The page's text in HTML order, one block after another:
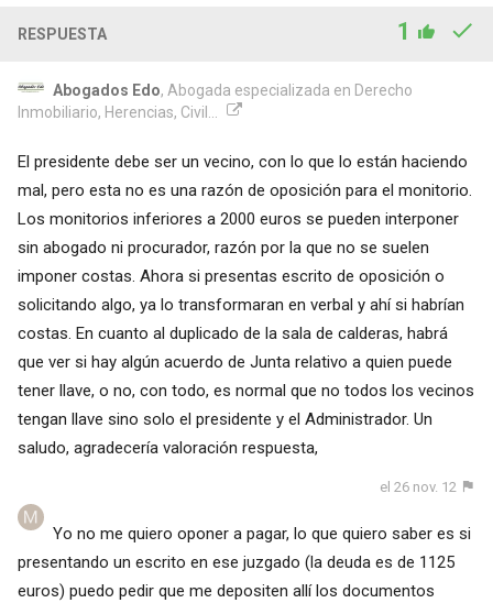
RESPUESTA 1
Abogados Edo, Abogada especializada en Derecho
Inmobiliario, Herencias, Civil...
El presidente debe ser un vecino, con lo que lo están haciendo
mal, pero esta no es una razón de oposición para el monitorio.
Los monitorios inferiores a 2000 euros se pueden interponer
sin abogado ni procurador, razón por la que no se suelen
imponer costas. Ahora si presentas escrito de oposición o
solicitando algo, ya lo transformaran en verbal y ahí si habrían
costas. En cuanto al duplicado de la sala de calderas, habrá
que ver si hay algún acuerdo de Junta relativo a quien puede
tener llave, o no, con todo, es normal que no todos los vecinos
tengan llave sino solo el presidente y el Administrador. Un
saludo, agradecería valoración respuesta,
el 26 nov. 12
Yo no me quiero oponer a pagar, lo que quiero saber es si
presentando un escrito en ese juzgado (la deuda es de 1125
euros) puedo pedir que me depositen allí los documentos